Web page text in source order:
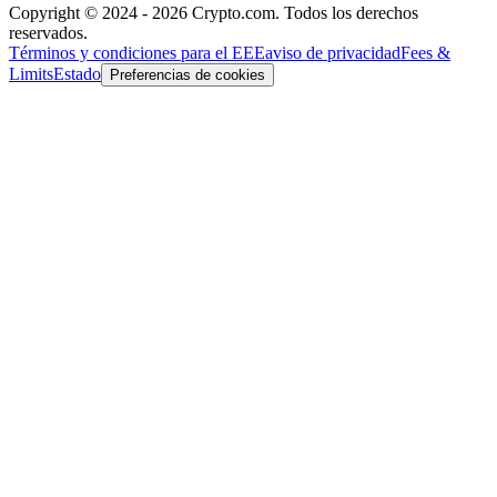
Copyright © 2024 - 2026 Crypto.com. Todos los derechos
reservados.
Términos y condiciones para el EEEaviso de privacidadFees &
LimitsEstado Preferencias de cookies